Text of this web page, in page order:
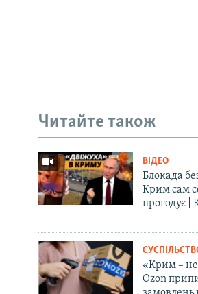
Читайте також
ВІДЕО
Блокада
Крим сам
прогодує |
«Крим – не
Ozon